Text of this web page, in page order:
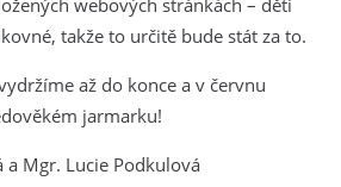
takže to určitě bude stát za to.
až do konce a v červnu
jarmarku!
a Mgr. Lucie Podkulová